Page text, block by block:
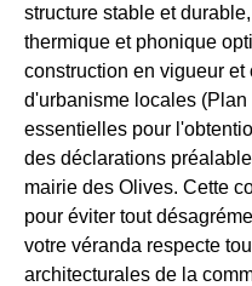
structure stable et
thermique et phonique
construction en vigueur
d'urbanisme locales
essentielles pour
des déclarations
mairie des Olives. Cette
pour éviter tout
votre véranda respecte
architecturales de la